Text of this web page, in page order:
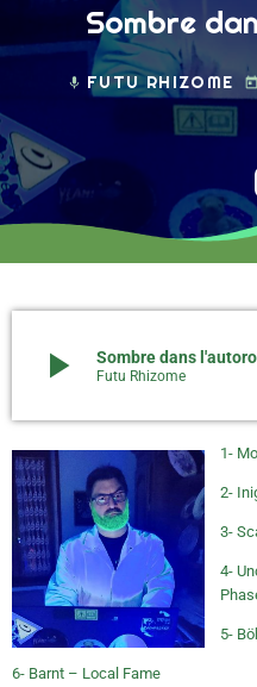
Sombre
mic FUTU RHIZOME today
play_arrow Sombre dans
Futu Rhizome
1-
2-
3-
4-
5-
6- Barnt – Local Fame